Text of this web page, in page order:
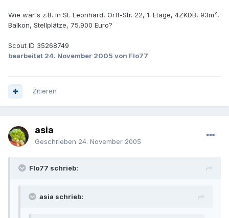
Wie wär's z.B. in St. Leonhard, Orff-Str. 22, 1. Etage, 4ZKDB, 93m²,
Balkon, Stellplätze, 75.900 Euro?
Scout ID 35268749
bearbeitet 24. November 2005 von Flo77
Zitieren
asia
Geschrieben 24. November 2005
Flo77 schrieb:
asia schrieb: